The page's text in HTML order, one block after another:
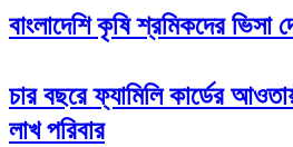
বাংলাদেশি কৃষি শ্রমিকদের ভিসা
চার বছরে ফ্যামিলি কার্ডের
লাখ পরিবার